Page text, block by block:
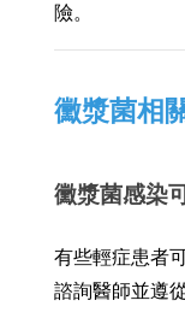
險。
黴漿菌相
黴漿菌感染
有些輕症患者
諮詢醫師並遵